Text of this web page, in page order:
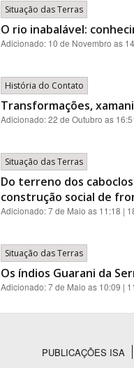
Situação das Terras
O rio inabalável:
Adicionado: 10 de Novembro as
História do Contato
Transformações,
Adicionado:22 de Outubro as
Situação das Terras
Do terreno dos
construção social de
Adicionado:7 de Maio as 11:18 |
Situação das Terras
Os índios Guarani da
Adicionado:7 de Maio as 10:09 |
PUBLICAÇÕES ISA